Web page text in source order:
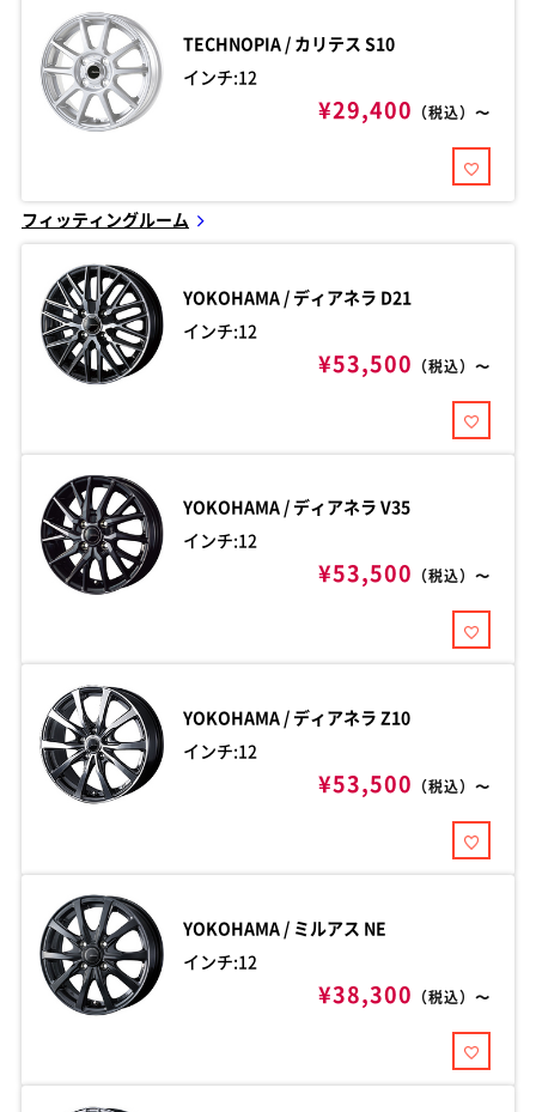
TECHNOPIA / カリテス S10
インチ:12
¥29,400 （税込）〜
フィッティングルーム
YOKOHAMA / ディアネラ D21
インチ:12
¥53,500 （税込）〜
YOKOHAMA / ディアネラ V35
インチ:12
¥53,500 （税込）〜
YOKOHAMA / ディアネラ Z10
インチ:12
¥53,500 （税込）〜
YOKOHAMA / ミルアス NE
インチ:12
¥38,300 （税込）〜